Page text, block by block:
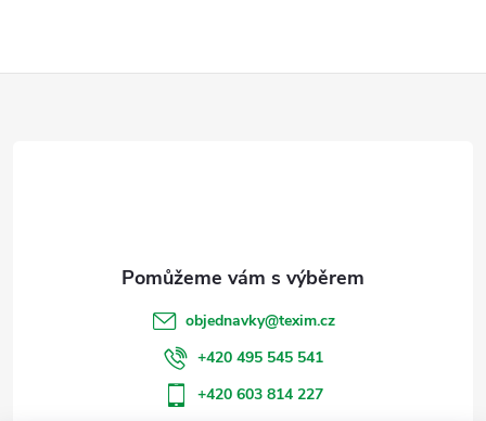
objednavky@texim.cz
+420 495 545 541
+420 603 814 227